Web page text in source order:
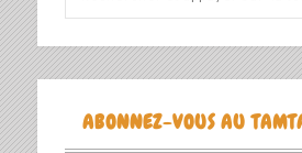
ABONNEZ-VOUS AU